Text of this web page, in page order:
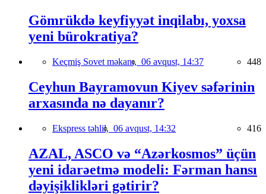
Gömrükdə keyfiyyət inqilabı, yoxsa
yeni bürokratiya?
Keçmiş Sovet məkanı, 06 avqust, 14:37 448
Ceyhun Bayramovun Kiyev səfərinin
arxasında nə dayanır?
Ekspress təhlil, 06 avqust, 14:32 416
AZAL, ASCO və “Azərkosmos” üçün
yeni idarəetmə modeli: Fərman hansı
dəyişiklikləri gətirir?